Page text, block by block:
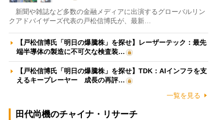
新聞や雑誌など多数の金融メディアに出演するグローバルリン
クアドバイザーズ代表の戸松信博氏が、最新…
【戸松信博氏「明日の爆騰株」を探せ】レーザーテック：最先
端半導体の製造に不可欠な検査装…
【戸松信博氏「明日の爆騰株」を探せ】TDK：AIインフラを支
えるキープレーヤー 成長の再評…
一覧を見る
田代尚機のチャイナ・リサーチ